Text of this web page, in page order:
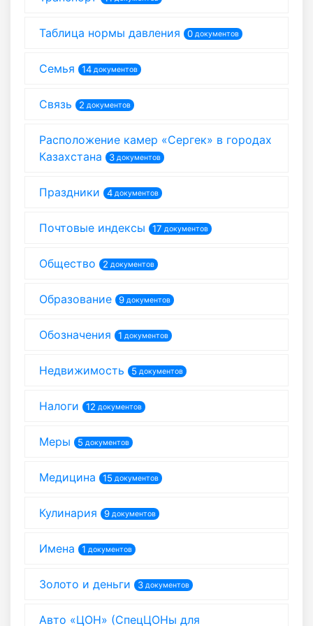
Таблица нормы давления 0 документов
Семья 14 документов
Связь 2 документов
Расположение камер «Сергек» в городах
Казахстана
3 документов
Праздники 4 документов
Почтовые индексы 17 документов
Общество 2 документов
Образование 9 документов
Обозначения 1 документов
Недвижимость 5 документов
Налоги 12 документов
Меры 5 документов
Медицина 15 документов
Кулинария 9 документов
Имена 1 документов
Золото и деньги 3 документов
Авто «ЦОН» (СпецЦОНы для